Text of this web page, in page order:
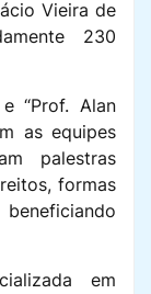
Vieira de
230
“Prof. Alan
as equipes
palestras
formas
em